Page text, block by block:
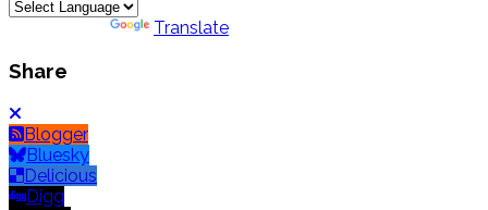
Translate
Share
Blogger
Bluesky
Delicious
Digg